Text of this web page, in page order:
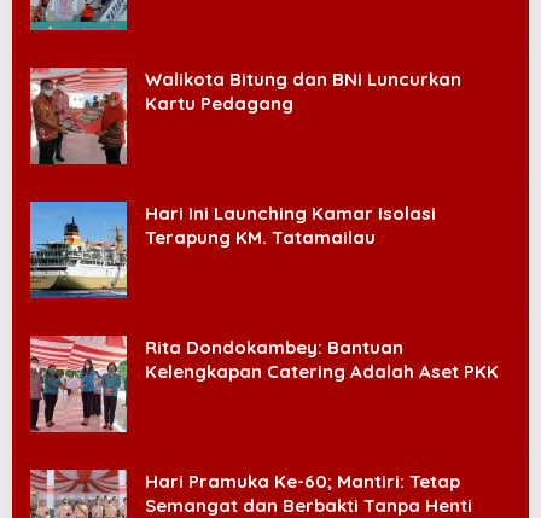
Walikota Bitung dan BNI Luncurkan
Kartu Pedagang
Hari Ini Launching Kamar Isolasi
Terapung KM. Tatamailau
Rita Dondokambey: Bantuan
Kelengkapan Catering Adalah Aset PKK
Hari Pramuka Ke-60; Mantiri: Tetap
Semangat dan Berbakti Tanpa Henti